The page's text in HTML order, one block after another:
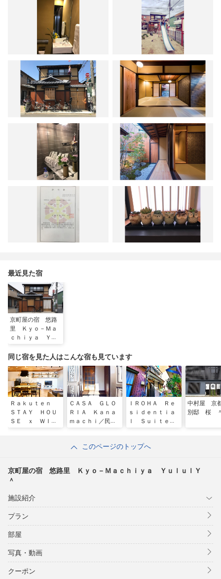
最近見た宿
京町屋の宿 悠路
里 Ｋｙｏ－Ｍａ
ｃｈｉｙａ Ｙｕ
同じ宿を見た人はこんな宿も見ています
Ｒａｋｕｔｅｎ
ＳＴＡＹ ＨＯＵ
ＳＥ ｘ ＷＩＬ
ＣＡＳＡ ＧＬＯ
ＲＩＡ Ｋａｎａ
ｍａｃｈｉ／民泊
ＩＲＯＨＡ Ｒｅ
ｓｉｄｅｎｔｉａ
ｌ Ｓｕｉｔｅ
民泊
中村屋 京
別邸 桜
このページのトップへ
京町屋の宿 悠路里 Ｋｙｏ－Ｍａｃｈｉｙａ ＹｕｌｕｌＹ
＾
施設紹介
プラン
部屋
写真・動画
クーポン